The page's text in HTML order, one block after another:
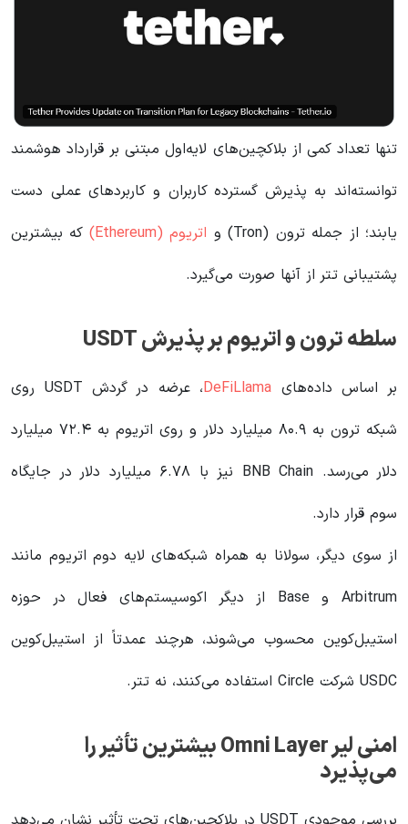
تنها تعداد کمی از بلاکچین‌های لایه‌اول مبتنی بر قرارداد هوشمند
توانسته‌اند به پذیرش گسترده کاربران و کاربردهای عملی دست
یابند؛ از جمله ترون (Tron) و
اتریوم (Ethereum)
که بیشترین
پشتیبانی تتر از آنها صورت می‌گیرد.
سلطه ترون و اتریوم بر پذیرش USDT
بر اساس داده‌های DeFiLlama
، عرضه در گردش USDT روی
شبکه ترون به ۸۰.۹ میلیارد دلار و روی اتریوم به ۷۲.۴ میلیارد
دلار می‌رسد. BNB Chain نیز با ۶.۷۸ میلیارد دلار در جایگاه
سوم قرار دارد.
از سوی دیگر، سولانا به همراه شبکه‌های لایه دوم اتریوم مانند
Arbitrum و Base از دیگر اکوسیستم‌های فعال در حوزه
استیبل‌کوین محسوب می‌شوند، هرچند عمدتاً از استیبل‌کوین
USDC شرکت Circle استفاده می‌کنند، نه تتر.
امنی لیر Omni Layer بیشترین تأثیر را
می‌پذیرد